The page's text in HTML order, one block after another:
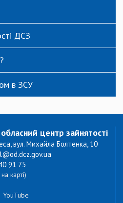
ДСЗ
в ЗСУ
центр зайнятості
вул. Михайла Болтенка, 10
91 75
карті)
YouTube